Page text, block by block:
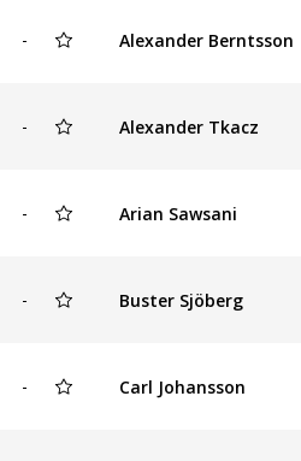
- Alexander Berntsson
- Alexander Tkacz
- Arian Sawsani
- Buster Sjöberg
- Carl Johansson